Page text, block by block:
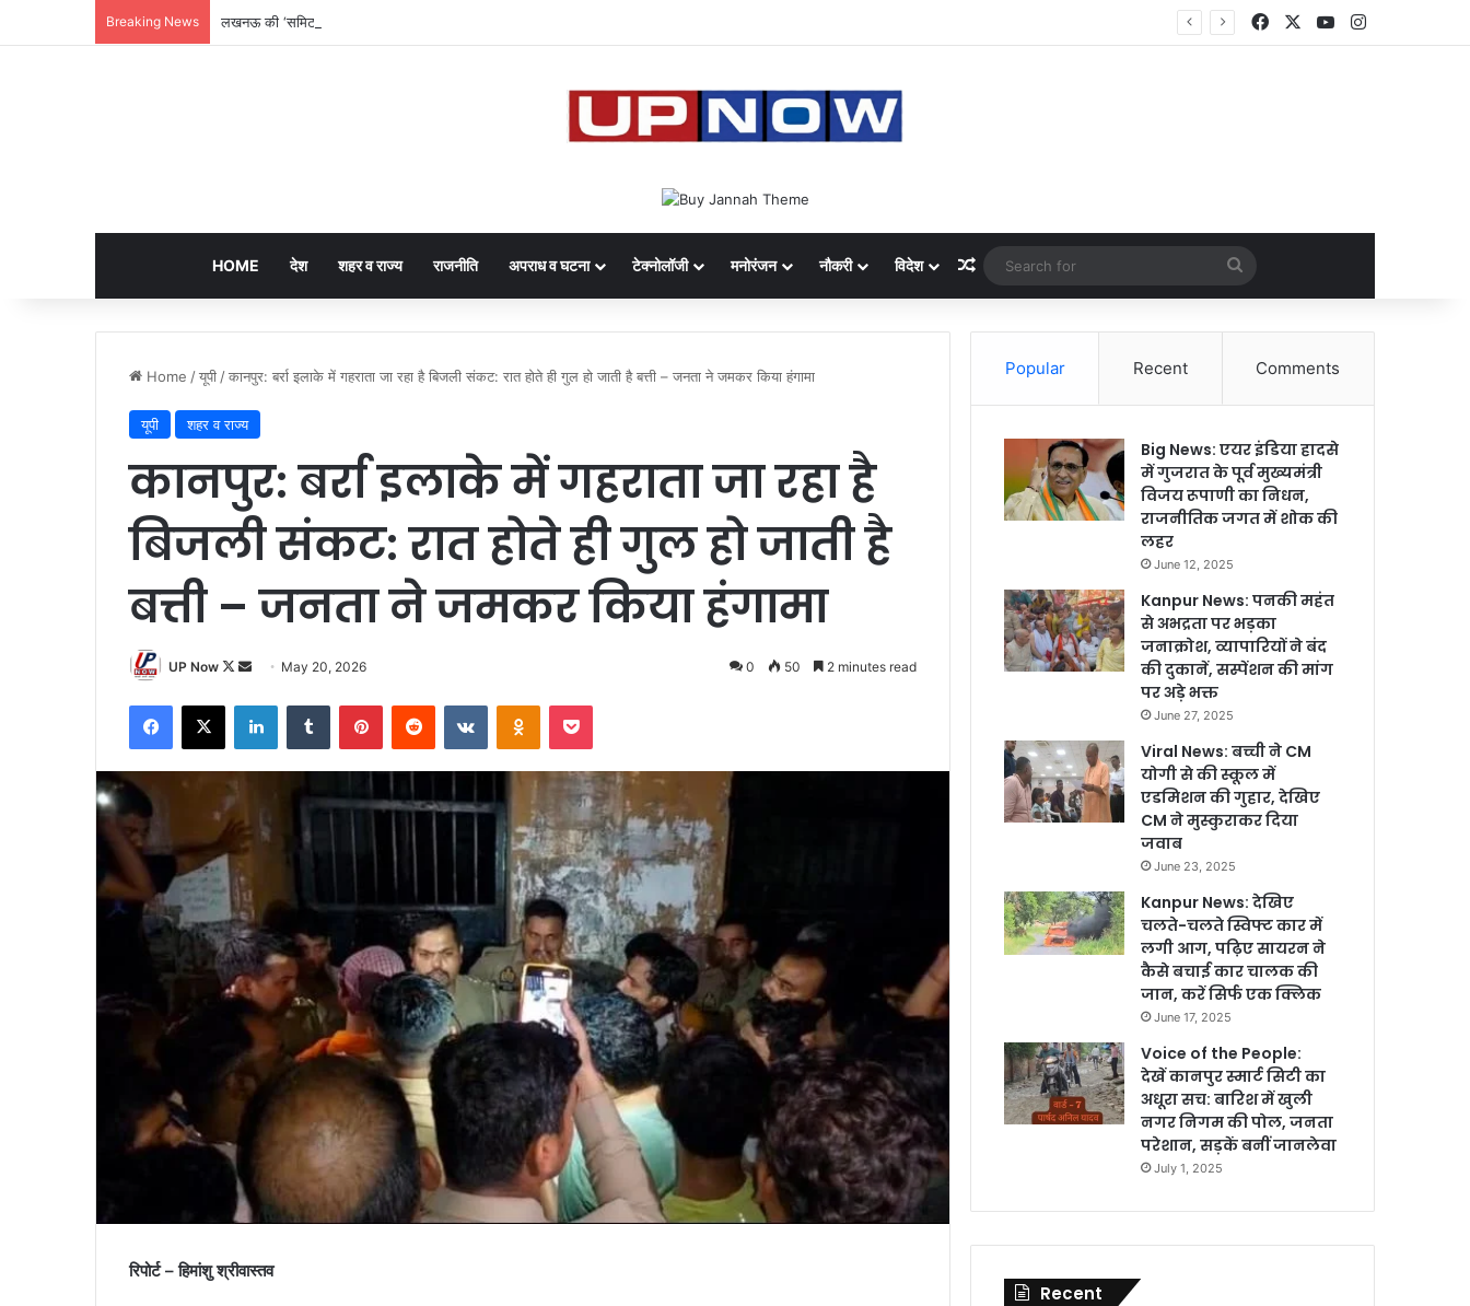
Breaking News लखनऊ की ‘समिट बिल्डिंग’ में चल रहा था 200 करोड़ का साइबर घोटाला: 40 युवतियों समेत 119 गिरफ्तार FacebookYouTubeInstagram
HOME देश शहर व राज्य राजनीति अपराध व घटना टेक्नोलॉजी मनोरंजन नौकरी विदेश Random Article
for
Home /यूपी /कानपुर: बर्रा इलाके में गहराता जा रहा है बिजली संकट: रात होते ही गुल हो जाती है बत्ती – जनता ने जमकर किया हंगामा
यूपी शहर व राज्य
कानपुर: बर्रा इलाके में गहराता जा रहा है
बिजली संकट: रात होते ही गुल हो जाती है
बत्ती – जनता ने जमकर किया हंगामा
UP Now
Follow
Send
email
May 20, 2026 0 50 2 minutes read
Facebook
X LinkedInTumblr PinterestReddit VKontakteOdnoklassniki
Pocket
रिपोर्ट – हिमांशु श्रीवास्तव
Popular Recent Comments
Big News: एयर इंडिया हादसे
में गुजरात के पूर्व मुख्यमंत्री
विजय रूपाणी का निधन,
राजनीतिक जगत में शोक की
लहर
June 12, 2025
Kanpur News: पनकी महंत
से अभद्रता पर भड़का
जनाक्रोश, व्यापारियों ने बंद
की दुकानें, सस्पेंशन की मांग
पर अड़े भक्त
June 27, 2025
Viral News: बच्ची ने CM
योगी से की स्कूल में
एडमिशन की गुहार, देखिए
CM ने मुस्कुराकर दिया
जवाब
June 23, 2025
Kanpur News: देखिए
चलते-चलते स्विफ्ट कार में
लगी आग, पढ़िए सायरन ने
कैसे बचाई कार चालक की
जान, करें सिर्फ एक क्लिक
June 17, 2025
Voice of the People:
देखें कानपुर स्मार्ट सिटी का
अधूरा सच: बारिश में खुली
नगर निगम की पोल, जनता
परेशान, सड़कें बनीं जानलेवा
July 1, 2025
Recent